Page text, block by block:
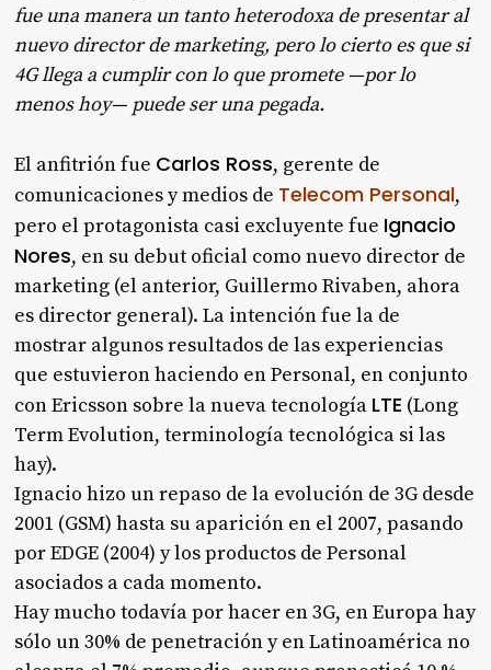
fue una manera un tanto heterodoxa de presentar al
nuevo director de marketing, pero lo cierto es que si
4G llega a cumplir con lo que promete —por lo
menos hoy— puede ser una pegada.
El anfitrión fue Carlos Ross, gerente de
comunicaciones y medios de Telecom Personal,
pero el protagonista casi excluyente fue Ignacio
Nores, en su debut oficial como nuevo director de
marketing (el anterior, Guillermo Rivaben, ahora
es director general). La intención fue la de
mostrar algunos resultados de las experiencias
que estuvieron haciendo en Personal, en conjunto
con Ericsson sobre la nueva tecnología LTE (Long
Term Evolution, terminología tecnológica si las
hay).
Ignacio hizo un repaso de la evolución de 3G desde
2001 (GSM) hasta su aparición en el 2007, pasando
por EDGE (2004) y los productos de Personal
asociados a cada momento.
Hay mucho todavía por hacer en 3G, en Europa hay
sólo un 30% de penetración y en Latinoamérica no